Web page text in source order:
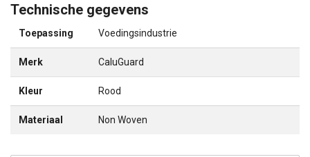
Technische gegevens
Toepassing Voedingsindustrie
Merk CaluGuard
Kleur Rood
Materiaal Non Woven